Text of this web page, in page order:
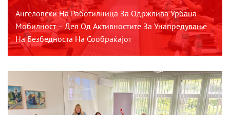
Ангеловски На Работилница За Одржлива Урбана
Мобилност – Дел Од Активностите За Унапредување
На Безбедноста На Сообраќајот